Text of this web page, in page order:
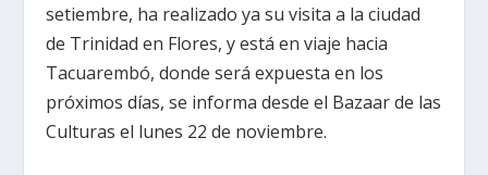
setiembre, ha realizado ya su visita a la ciudad
de Trinidad en Flores, y está en viaje hacia
Tacuarembó, donde será expuesta en los
próximos días, se informa desde el Bazaar de las
Culturas el lunes 22 de noviembre.